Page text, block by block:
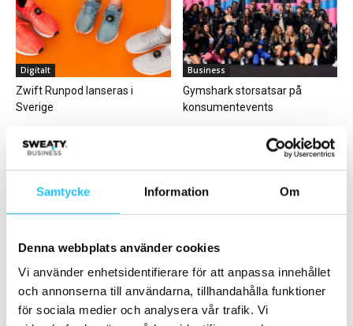
Samtycke Information Om
Denna webbplats använder cookies
Vi använder enhetsidentifierare för att anpassa innehållet
och annonserna till användarna, tillhandahålla funktioner
för sociala medier och analysera vår trafik. Vi
Digitalt
Zwift Runpod lanseras i
Sverige
Business
Gymshark storsatsar på
konsumentevents
Spotify-miljardär går in i David
Harouns hälsosatsning Certan
Tacka dina medlemmar